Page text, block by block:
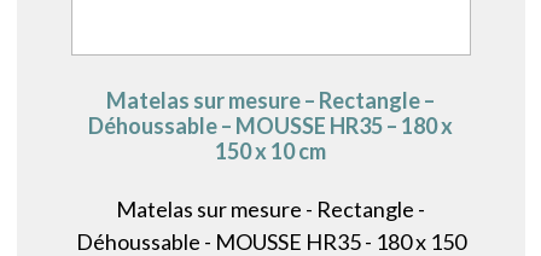
Matelas sur mesure – Rectangle –
Déhoussable – MOUSSE HR35 – 180 x
150 x 10 cm
Matelas sur mesure - Rectangle -
Déhoussable - MOUSSE HR35 - 180 x 150